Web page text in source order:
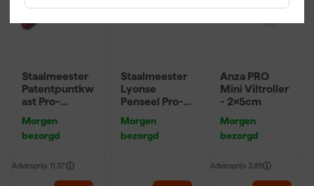
Staalmeester
Patentpuntkw
ast Pro-
10 (2cm)
Morgen
bezorgd
Adviesprijs 11,37
Staalmeester
Lyonse
Penseel Pro-
16
Morgen
bezorgd
Anza PRO
Mini Viltroller
- 2x5cm
Morgen
bezorgd
Adviesprijs 3,89